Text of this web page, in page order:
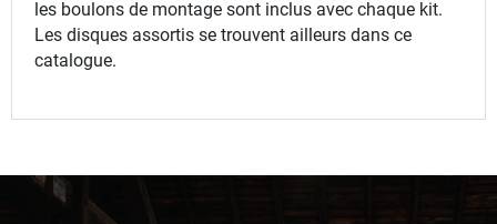
les boulons de montage sont inclus avec chaque kit.
Les disques assortis se trouvent ailleurs dans ce
catalogue.